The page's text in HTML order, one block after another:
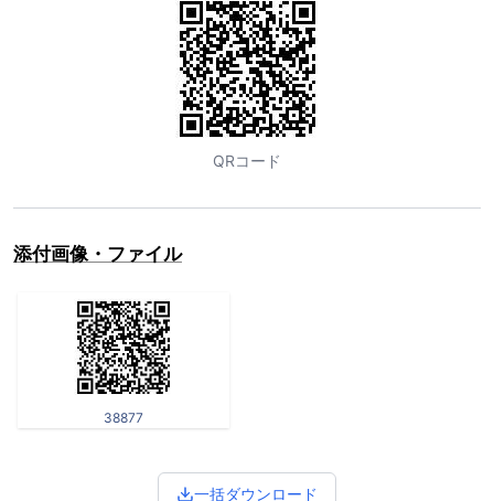
QRコード
添付画像・ファイル
38877
一括ダウンロード